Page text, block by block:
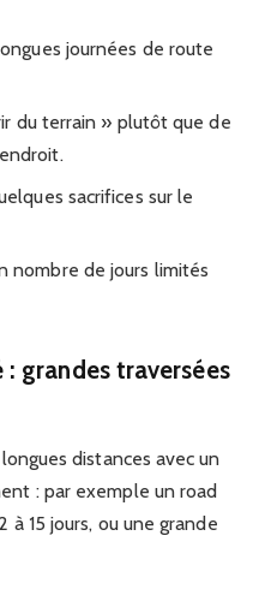
journées de route
du terrain » plutôt que de
sacrifices sur le
nombre de jours limités
grandes traversées
distances avec un
: par exemple un road
à 15 jours, ou une grande